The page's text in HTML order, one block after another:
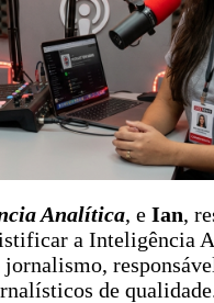
Analítica, e Ian,
a Inteligência
de